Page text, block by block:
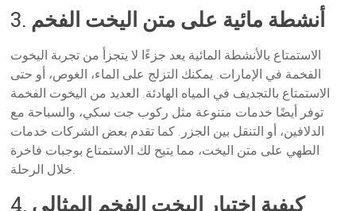
3. أنشطة مائية على متن اليخت الفخم
الاستمتاع بالأنشطة المائية يعد جزءًا لا يتجزأ من تجربة اليخوت
الفخمة في الإمارات. يمكنك التزلج على الماء، الغوص، أو حتى
الاستمتاع بالتجديف في المياه الهادئة. العديد من اليخوت الفخمة
توفر أيضًا خدمات متنوعة مثل ركوب جت سكي، والسباحة مع
الدلافين، أو التنقل بين الجزر. كما تقدم بعض الشركات خدمات
الطهي على متن اليخت، مما يتيح لك الاستمتاع بوجبات فاخرة
خلال الرحلة.
4. كيفية اختيار اليخت الفخم المثالي